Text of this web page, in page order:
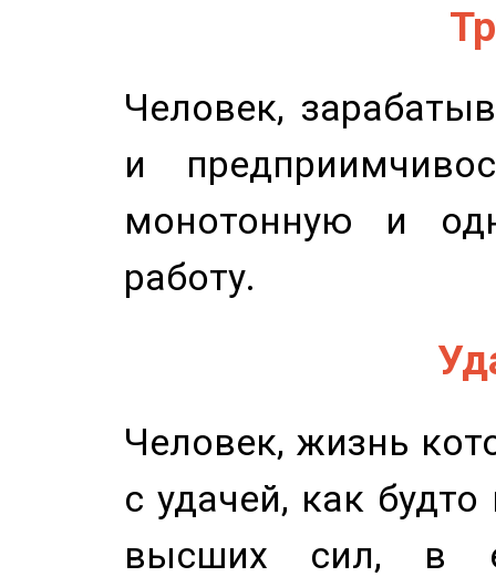
Человек,
и
монотонную и
работу.
Человек, жизнь
с удачей, как
высших сил, в